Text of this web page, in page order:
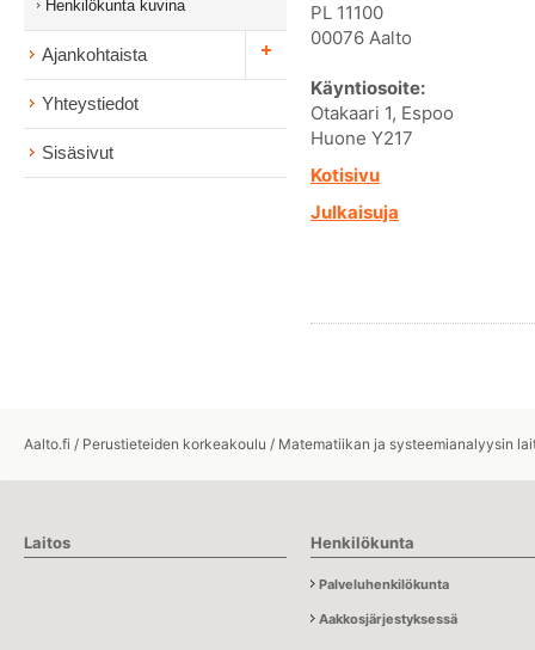
Henkilökunta kuvina
Ajankohtaista
Yhteystiedot
Sisäsivut
PL 11100
00076 Aalto
Käyntiosoite:
Otakaari 1, Espoo
Huone Y217
Kotisivu
Julkaisuja
Aalto.fi / Perustieteiden korkeakoulu / Matematiikan ja systeemianalyysin
Laitos Henkilökunta
Palveluhenkilökunta
Aakkosjärjestyksessä